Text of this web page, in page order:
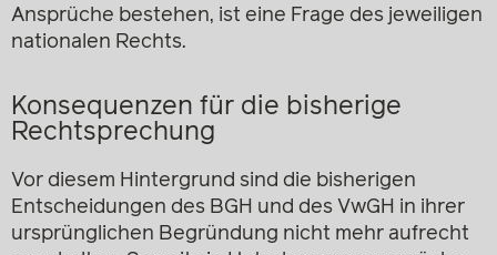
Ansprüche bestehen, ist eine Frage des jeweiligen
nationalen Rechts.
Konsequenzen für die bisherige
Rechtsprechung
Vor diesem Hintergrund sind die bisherigen
Entscheidungen des BGH und des VwGH in ihrer
ursprünglichen Begründung nicht mehr aufrecht